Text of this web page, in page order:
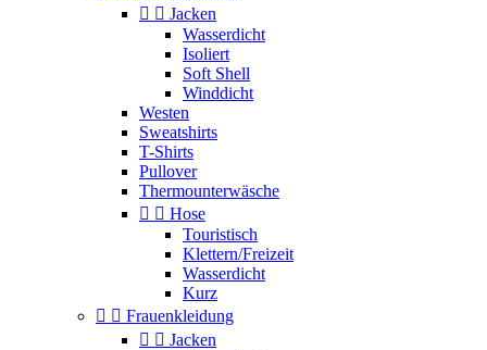
  Jacken
Wasserdicht
Isoliert
Soft Shell
Winddicht
Westen
Sweatshirts
T-Shirts
Pullover
Thermounterwäsche
  Hose
Touristisch
Klettern/Freizeit
Wasserdicht
Kurz
  Frauenkleidung
  Jacken